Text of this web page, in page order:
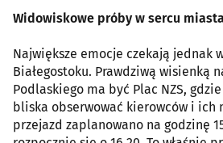
Widowiskowe próby w sercu miasta
Największe emocje czekają jednak
Białegostoku. Prawdziwą wisienką
Podlaskiego ma być Plac NZS,
bliska obserwować kierowców i ich
przejazd zaplanowano na godzinę